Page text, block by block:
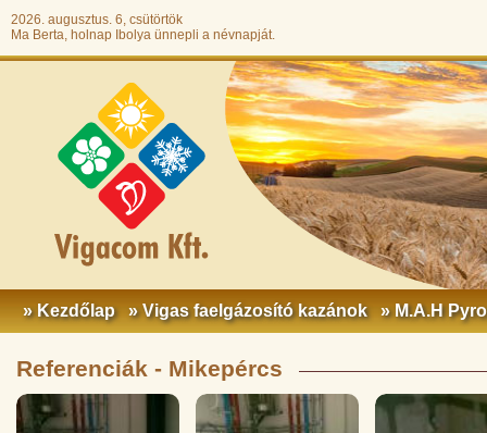
2026. augusztus. 6, csütörtök
Ma Berta, holnap Ibolya ünnepli a névnapját.
» Kezdőlap » Vigas faelgázosító kazánok » M.A.H
Referenciák - Mikepércs